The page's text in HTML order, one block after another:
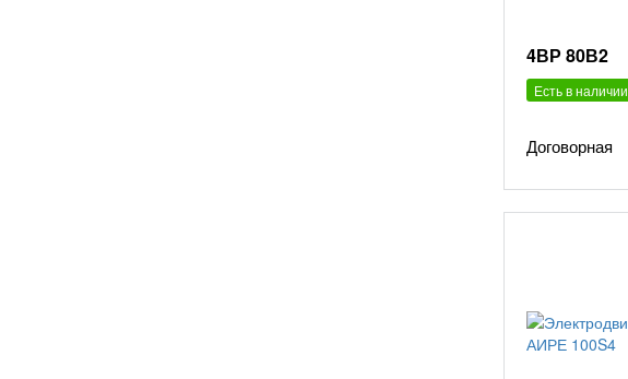
4ВР 80В2
Есть в наличии
Договорная